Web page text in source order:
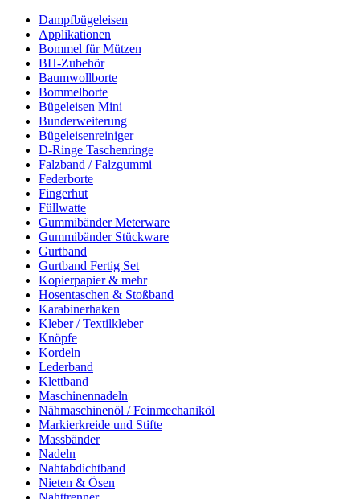
Dampfbügeleisen
Applikationen
Bommel für Mützen
BH-Zubehör
Baumwollborte
Bommelborte
Bügeleisen Mini
Bunderweiterung
Bügeleisenreiniger
D-Ringe Taschenringe
Falzband / Falzgummi
Federborte
Fingerhut
Füllwatte
Gummibänder Meterware
Gummibänder Stückware
Gurtband
Gurtband Fertig Set
Kopierpapier & mehr
Hosentaschen & Stoßband
Karabinerhaken
Kleber / Textilkleber
Knöpfe
Kordeln
Lederband
Klettband
Maschinennadeln
Nähmaschinenöl / Feinmechaniköl
Markierkreide und Stifte
Massbänder
Nadeln
Nahtabdichtband
Nieten & Ösen